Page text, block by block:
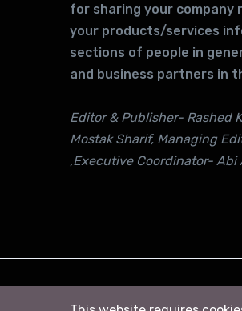
for sharing your company
your products/services
sections of people in
and business partners in
Editor & Publisher- Rashed
Mostak Sharif, Managing
,Executive Coordinator- Abi